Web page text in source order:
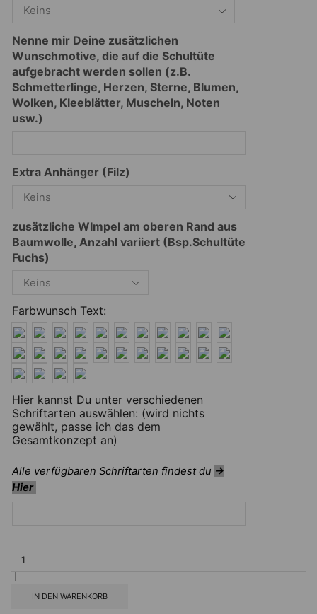
Nenne mir Deine zusätzlichen
Wunschmotive, die auf die Schultüte
aufgebracht werden sollen (z.B.
Schmetterlinge, Herzen, Sterne, Blumen,
Wolken, Kleeblätter, Muscheln, Noten
usw.)
Extra Anhänger (Filz)
zusätzliche WImpel am oberen Rand aus
Baumwolle, Anzahl variiert (Bsp.Schultüte
Fuchs)
Farbwunsch Text:
Hier kannst Du unter verschiedenen
Schriftarten auswählen: (wird nichts
gewählt, passe ich das dem
Gesamtkonzept an)
Alle verfügbaren Schriftarten findest du →
Hier
IN DEN WARENKORB